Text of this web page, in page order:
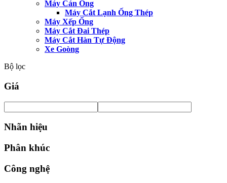
Máy Cán Ống
Máy Cắt Lạnh Ống Thép
Máy Xếp Ống
Máy Cắt Đai Thép
Máy Cắt Hàn Tự Động
Xe Goòng
Bộ lọc
Giá
Nhãn hiệu
Phân khúc
Công nghệ